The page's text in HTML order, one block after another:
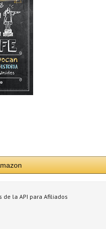
la API para Afiliados